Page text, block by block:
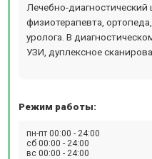
Лечебно-диагностический
физиотерапевта,
уролога. В
УЗИ, дуплексное
находится в 10 минутах
Режим работы:
пн-пт 00:00 - 24:00
сб 00:00 - 24:00
вс 00:00 - 24:00